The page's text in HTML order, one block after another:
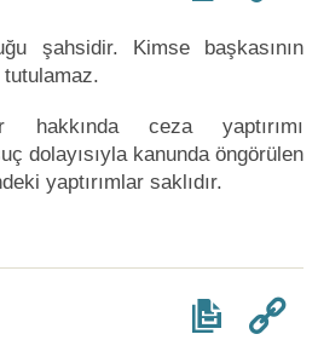
şahsidir. Kimse başkasının
ceza yaptırımı
dolayısıyla kanunda öngörülen
yaptırımlar saklıdır.